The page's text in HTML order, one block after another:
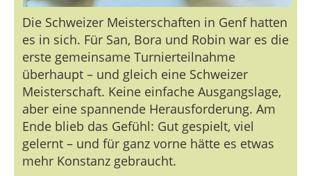
Die Schweizer Meisterschaften in Genf hatten
es in sich. Für San, Bora und Robin war es die
erste gemeinsame Turnierteilnahme
überhaupt – und gleich eine Schweizer
Meisterschaft. Keine einfache Ausgangslage,
aber eine spannende Herausforderung. Am
Ende blieb das Gefühl: Gut gespielt, viel
gelernt – und für ganz vorne hätte es etwas
mehr Konstanz gebraucht.